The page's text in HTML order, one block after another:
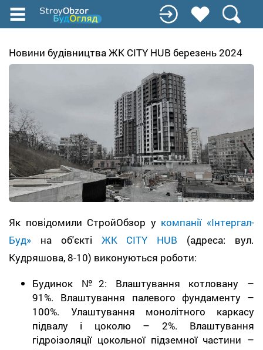
Перейти
до
вмісту
Новини будівництва ЖК CITY HUB березень 2024
Як повідомили СтройОбзор у компанії «Інтергал-
Буд» на об'єкті ЖК CITY HUB (адреса: вул.
Кудряшова, 8-10) виконуються роботи:
Будинок №2: Влаштування котловану –
91%. Влаштування палевого фундаменту –
100%. Улаштування монолітного каркасу
підвалу і цоколю – 2%. Влаштування
гідроізоляції цокольної підземної частини –